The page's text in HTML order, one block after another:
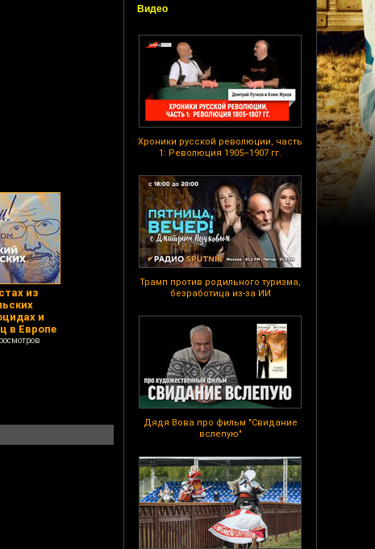
Видео
Хроники русской революции, часть
1: Революция 1905–1907 гг.
Трамп против родильного туризма,
безработица из-за ИИ
Дядя Вова про фильм "Свидание
вслепую"
из
и
в Европе